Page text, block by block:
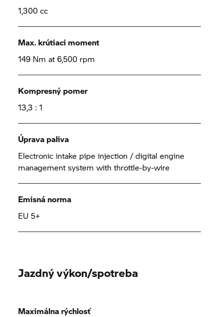
1,300 cc
Max. krútiaci moment
149 Nm at 6,500 rpm
Kompresný pomer
13,3 : 1
Úprava paliva
Electronic intake pipe injection / digital engine
management system with throttle-by-wire
Emisná norma
EU 5+
Jazdný výkon/spotreba
Maximálna rýchlosť